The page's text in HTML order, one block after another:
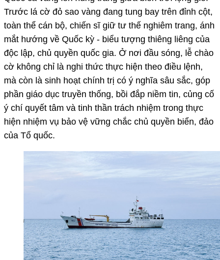
Trước lá cờ đỏ sao vàng đang tung bay trên đỉnh cột,
toàn thể cán bộ, chiến sĩ giữ tư thế nghiêm trang, ánh
mắt hướng về Quốc kỳ - biểu tượng thiêng liêng của
độc lập, chủ quyền quốc gia. Ở nơi đầu sóng, lễ chào
cờ không chỉ là nghi thức thực hiện theo điều lệnh,
mà còn là sinh hoạt chính trị có ý nghĩa sâu sắc, góp
phần giáo dục truyền thống, bồi đắp niềm tin, củng cố
ý chí quyết tâm và tinh thần trách nhiệm trong thực
hiện nhiệm vụ bảo vệ vững chắc chủ quyền biển, đảo
của Tổ quốc.